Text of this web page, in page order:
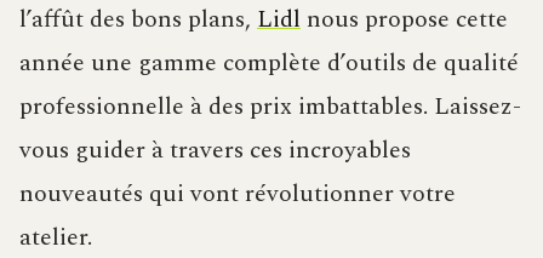
l’affût des bons plans, Lidl nous propose cette
année une gamme complète d’outils de qualité
professionnelle à des prix imbattables. Laissez-
vous guider à travers ces incroyables
nouveautés qui vont révolutionner votre
atelier.